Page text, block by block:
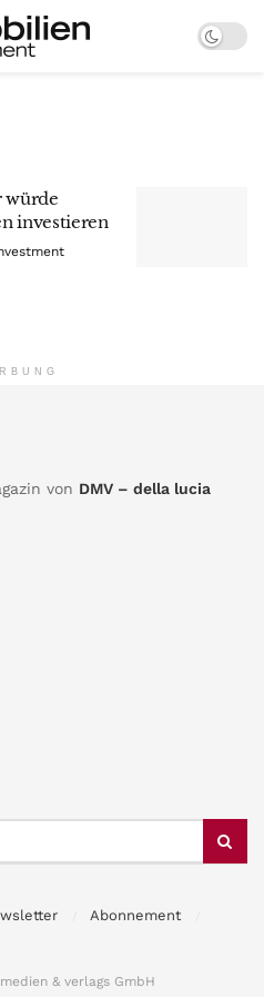
würde
investieren
von DMV – della lucia
Abonnement
& verlags GmbH